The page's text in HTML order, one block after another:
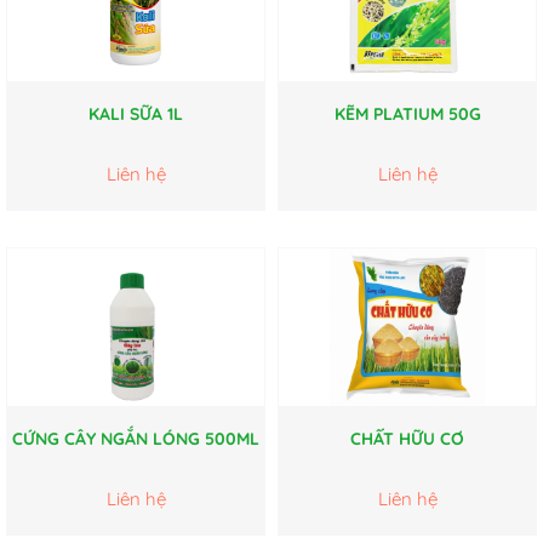
KALI SỮA 1L
Liên hệ
KẼM PLATIUM 50G
Liên hệ
CỨNG CÂY NGẮN LÓNG 500ML
Liên hệ
CHẤT HỮU CƠ
Liên hệ